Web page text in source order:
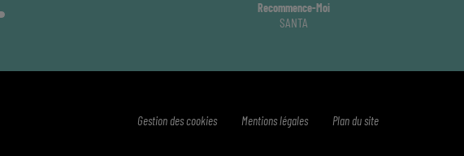
Recommence-Moi
SANTA
Gestion des cookies Mentions légales Plan du site